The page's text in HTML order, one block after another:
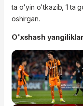
ta o'yin o'tkazib, 1 ta
oshirgan.
O'xshash yangiliklar